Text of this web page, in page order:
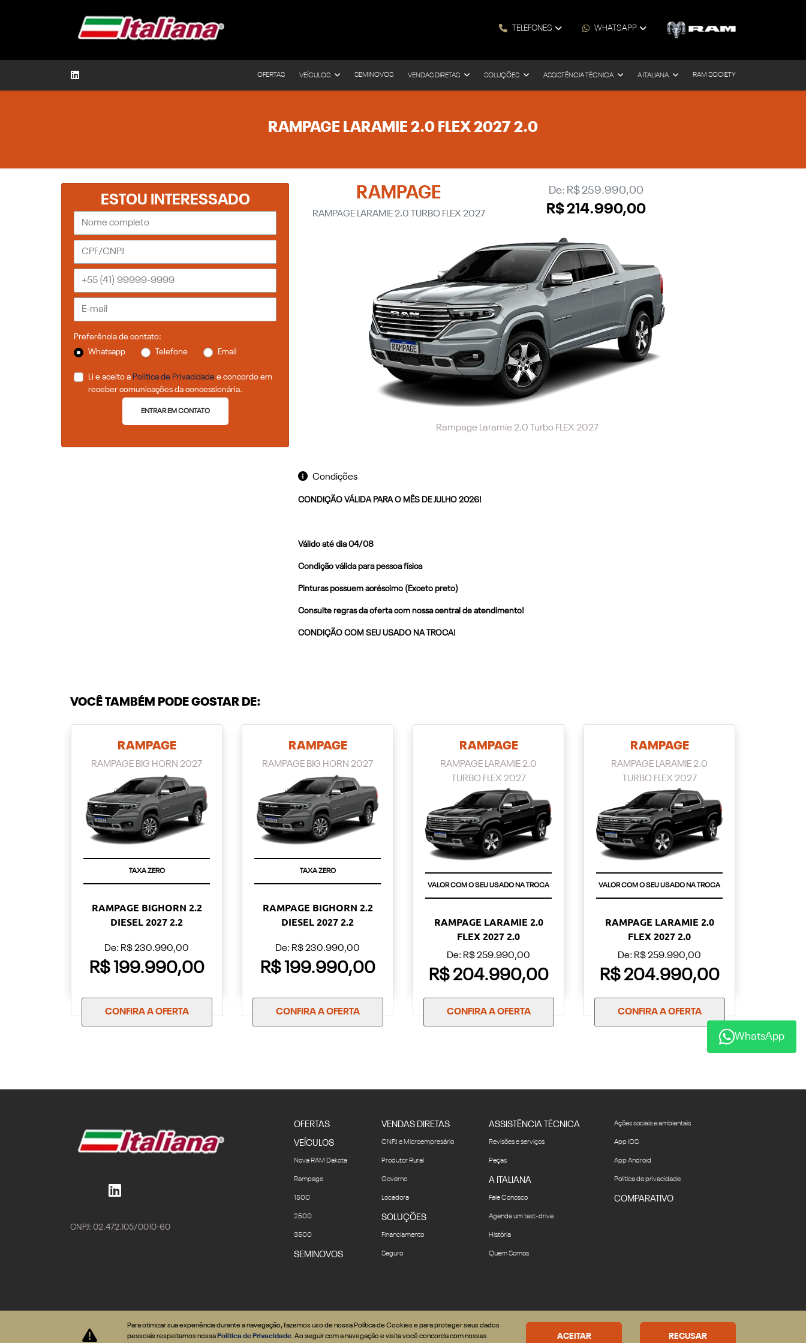
TELEFONES WHATSAPP
OFERTAS VEÍCULOS SEMINOVOS VENDAS DIRETAS SOLUÇÕES ASSISTÊNCIA TÉCNICA A ITALIANA RAM SOCIETY
RAMPAGE LARAMIE 2.0 FLEX 2027 2.0
RAMPAGE
RAMPAGE LARAMIE 2.0 TURBO FLEX 2027
De: R$ 259.990,00
R$ 214.990,00
Rampage Laramie 2.0 Turbo FLEX 2027
Condições
CONDIÇÃO VÁLIDA PARA O MÊS DE JULHO 2026!
Válido até dia 04/08
Condição válida para pessoa física
Pinturas possuem acréscimo (Exceto preto)
Consulte regras da oferta com nossa central de atendimento!
CONDIÇÃO COM SEU USADO NA TROCA!
ESTOU INTERESSADO
Preferência de contato:
Whatsapp
Telefone Email
Li e aceito a Política de Privacidade e concordo em
receber comunicações da concessionária.
ENTRAR EM CONTATO
VOCÊ TAMBÉM PODE GOSTAR DE:
RAMPAGE
RAMPAGE BIG HORN 2027
TAXA ZERO
RAMPAGE BIGHORN 2.2
DIESEL 2027 2.2
De: R$ 230.990,00
R$ 199.990,00
CONFIRA A OFERTA
RAMPAGE
RAMPAGE BIG HORN 2027
TAXA ZERO
RAMPAGE BIGHORN 2.2
DIESEL 2027 2.2
De: R$ 230.990,00
R$ 199.990,00
CONFIRA A OFERTA
RAMPAGE
RAMPAGE LARAMIE 2.0
TURBO FLEX 2027
VALOR COM O SEU USADO NA TROCA
RAMPAGE LARAMIE 2.0
FLEX 2027 2.0
De: R$ 259.990,00
R$ 204.990,00
CONFIRA A OFERTA
RAMPAGE
RAMPAGE LARAMIE 2.0
TURBO FLEX 2027
VALOR COM O SEU USADO NA TROCA
RAMPAGE LARAMIE 2.0
FLEX 2027 2.0
De: R$ 259.990,00
R$ 204.990,00
CONFIRA A OFERTA
CNPJ: 02.472.105/0010-60
OFERTAS
VEÍCULOS
Nova RAM Dakota
Rampage
1500
2500
3500
SEMINOVOS
VENDAS DIRETAS
CNPJ e Microempresário
Produtor Rural
Governo
Locadora
SOLUÇÕES
Financiamento
Seguro
ASSISTÊNCIA TÉCNICA
Revisões e serviços
Peças
A ITALIANA
Fale Conosco
Agende um test-drive
História
Quem Somos
Ações sociais e ambientais
App IOS
App Android
Política de privacidade
COMPARATIVO
Desenvolvido pela DEALERSPACE ® Direitos Reservados.
Desacelere. Seu bem maior é
WhatsApp
Para otimizar sua experiência durante a navegação, fazemos uso de nossa Política de Cookies e para proteger seus dados
pessoais respeitamos nossa Política de Privacidade. Ao seguir com a navegação e visita você concorda com nossas ACEITAR RECUSAR